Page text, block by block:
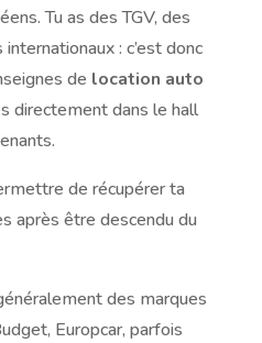
Tu as des TGV, des
: c’est donc
de location auto
directement dans le hall
de récupérer ta
après être descendu du
des marques
Europcar, parfois